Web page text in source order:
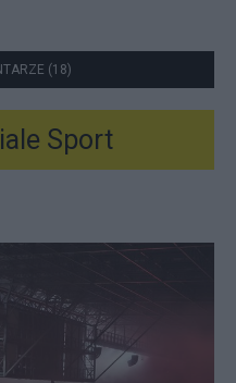
(18)
Sport